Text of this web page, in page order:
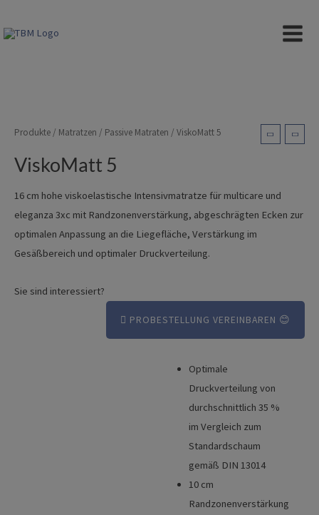
Inhalt
MAIN
Produkte / Matratzen / Passive Matraten / ViskoMatt 5
ViskoMatt 5
16 cm hohe viskoelastische Intensivmatratze für multicare und
eleganza 3xc mit Randzonenverstärkung, abgeschrägten Ecken zur
optimalen Anpassung an die Liegefläche, Verstärkung im
Gesäßbereich und optimaler Druckverteilung.
Sie sind interessiert?
PROBESTELLUNG VEREINBAREN 😊
Optimale
Druckverteilung von
durchschnittlich 35 %
im Vergleich zum
Standardschaum
gemäß DIN 13014
10 cm
Randzonenverstärkung